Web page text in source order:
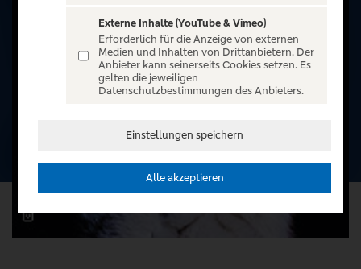
Externe Inhalte (YouTube & Vimeo)
Erforderlich für die Anzeige von externen
Medien und Inhalten von Drittanbietern. Der
Anbieter kann seinerseits Cookies setzen. Es
gelten die jeweiligen
Datenschutzbestimmungen des Anbieters.
Einstellungen speichern
Alle akzeptieren